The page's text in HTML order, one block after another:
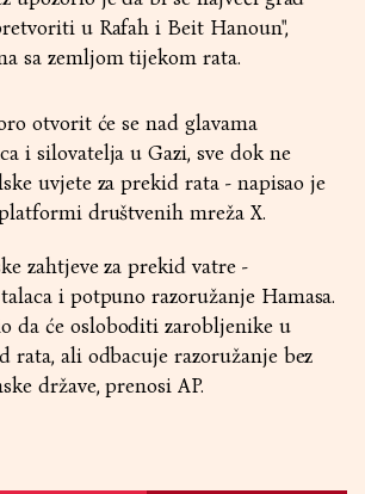
u Rafah i Beit Hanoun",
sa zemljom tijekom rata.
otvorit će se nad glavama
i silovatelja u Gazi, sve dok ne
uvjete za prekid rata - napisao je
društvenih mreža X.
zahtjeve za prekid vatre -
i potpuno razoružanje Hamasa.
da će osloboditi zarobljenike u
rata, ali odbacuje razoružanje bez
države, prenosi AP.